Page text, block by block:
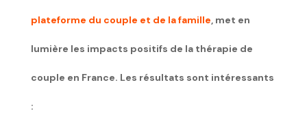
plateforme du couple et de la famille, met en
lumière les impacts positifs de la thérapie de
couple en France. Les résultats sont intéressants
: